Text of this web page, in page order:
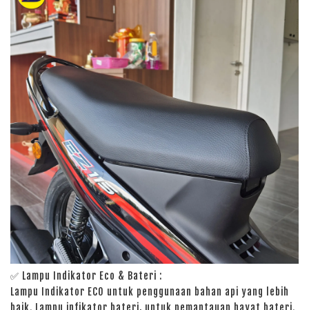
✅ Lampu Indikator Eco & Bateri :
Lampu Indikator ECO untuk penggunaan bahan api yang lebih